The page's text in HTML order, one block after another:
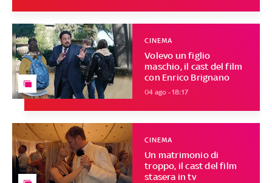
Volevo un figlio
maschio, il cast del film
con Enrico Brignano
CINEMA
04 ago - 18:17
Un matrimonio di
troppo, il cast del film
stasera in tv
CINEMA